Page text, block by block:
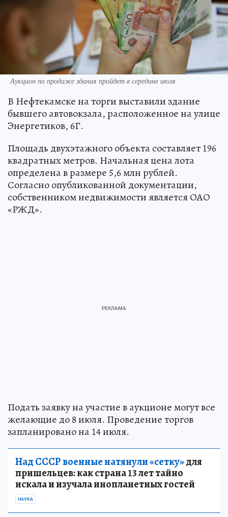
Аукцион по продаже здания пройдет в середине июля
В Нефтекамске на торги выставили здание
бывшего автовокзала, расположенное на улице
Энергетиков, 6Г.
Площадь двухэтажного объекта составляет 196
квадратных метров. Начальная цена лота
определена в размере 5,6 млн рублей.
Согласно опубликованной документации,
собственником недвижимости является ОАО
«РЖД».
Подать заявку на участие в аукционе могут все
желающие до 8 июля. Проведение торгов
запланировано на 14 июля.
Над СССР военные натянули «сетку»для
пришельцев: как страна 13 лет тайно
искала и изучала инопланетных гостей
НАУКА